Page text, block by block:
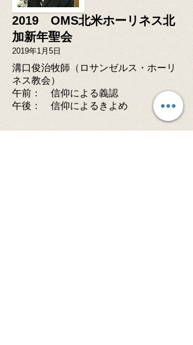
2019 OMS北米ホーリネス北
加新年聖会
2019年1月5日
溝口俊治牧師（ロサンゼルス・ホーリ
ネス教会）
午前： 信仰による義認
​午後： 信仰によるきよめ